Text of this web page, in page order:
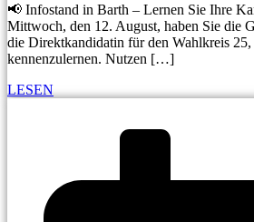
📢 Infostand in Barth – Lernen Sie Ihre
Mittwoch, den 12. August, haben Sie die
die Direktkandidatin für den Wahlkreis 25,
kennenzulernen. Nutzen […]
LESEN